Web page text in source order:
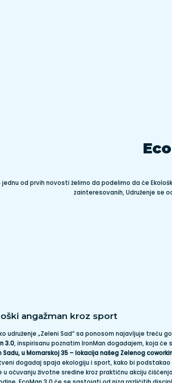
jednu od prvih novosti želimo da podelimo da će
zainteresovanih, Udruženje se
angažman kroz sport
udruženje „Zeleni Sad“ sa ponosom najavljuje treću
3.0, inspirisanu poznatim IronMan događajem, koja će
Sadu, u Mornarskoj 35 – lokacija našeg Zelenog
događaj spaja ekologiju i sport, kako bi podstakao
u očuvanju životne sredine kroz praktičnu akciju